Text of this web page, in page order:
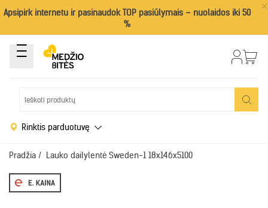
×
Apsipirk internetu ir pasinaudok TOP pasiūlymais – nuolaidos iki 50
%
Rinktis parduotuvę
Pradžia / Lauko dailylentė Sweden-1 18x146x5100